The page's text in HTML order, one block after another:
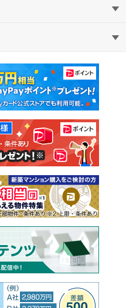
中古マンション
中古一戸建て
土地
教えて！住まいの先生